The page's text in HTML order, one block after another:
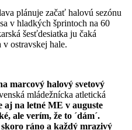
plánuje začať halovú sezónu
v hladkých šprintoch na 60
šesťdesiatka ju čaká
v ostravskej hale.
marcový halový svetový
mládežnícka atletická
aj na letné ME v auguste
ale verím, že to ´dám´.
ráno a každý mrazivý